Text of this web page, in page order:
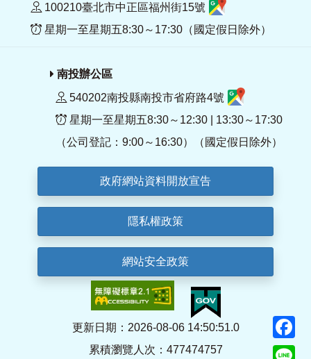
100210臺北市中正區福州街15號
星期一至星期五8:30～17:30（國定假日除外）
南投辦公區
540202南投縣南投市省府路4號
星期一至星期五8:30～12:30 | 13:30～17:30
（公司登記：9:00～16:30）（國定假日除外）
政府網站資料開放宣告
隱私權政策
網站安全政策
更新日期：2026-08-06 14:50:51.0
累積瀏覽人次：477474757